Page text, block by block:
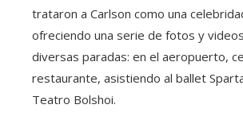
trataron a Carlson como una
ofreciendo una serie de fotos y
diversas paradas: en el aeropuerto,
restaurante, asistiendo al ballet
Teatro Bolshoi.